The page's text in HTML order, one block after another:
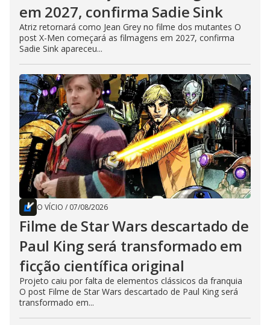
em 2027, confirma Sadie Sink
Atriz retornará como Jean Grey no filme dos mutantes O
post X-Men começará as filmagens em 2027, confirma
Sadie Sink apareceu...
O VÍCIO / 07/08/2026
Filme de Star Wars descartado de
Paul King será transformado em
ficção científica original
Projeto caiu por falta de elementos clássicos da franquia
O post Filme de Star Wars descartado de Paul King será
transformado em...